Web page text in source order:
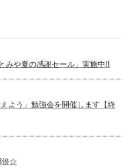
みや夏の感謝セール」実施中!!
よう」勉強会を開催します【終
倍☆